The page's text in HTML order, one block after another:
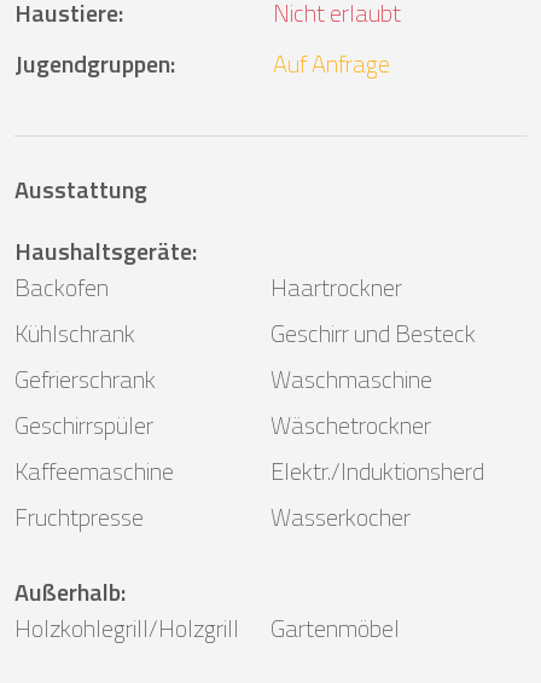
Haustiere:
Nicht erlaubt
Jugendgruppen: Auf Anfrage
Ausstattung
Haushaltsgeräte:
Backofen
Haartrockner
Kühlschrank
Geschirr und Besteck
Gefrierschrank
Waschmaschine
Geschirrspüler
Wäschetrockner
Kaffeemaschine
Elektr./Induktionsherd
Fruchtpresse
Wasserkocher
Außerhalb:
Holzkohlegrill/Holzgrill
Gartenmöbel